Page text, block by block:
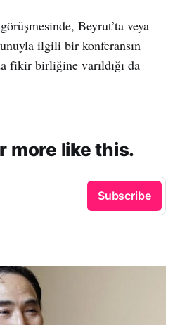
Beyrut’ta veya
ilgili bir konferansın
fikir birliğine varıldığı da
more like this.
Subscribe